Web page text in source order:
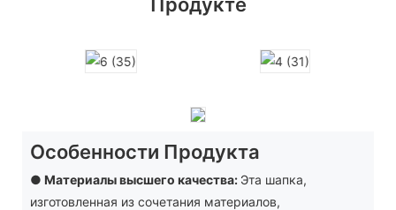
Продукте
Особенности Продукта
● Материалы высшего качества: Эта шапка,
изготовленная из сочетания материалов,